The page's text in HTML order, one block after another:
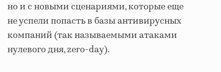
но и с новыми сценариями, которые еще
не успели попасть в базы антивирусных
компаний (так называемыми атаками
нулевого дня, zero-day).